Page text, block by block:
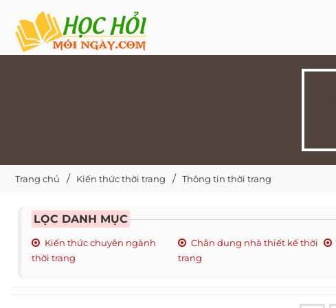
Trang chủ Kiến thức thời trang Thông tin thời trang
LỌC DANH MỤC
Kiến thức chuyên ngành
thời trang
Chân dung nhà thiết kế thời
trang